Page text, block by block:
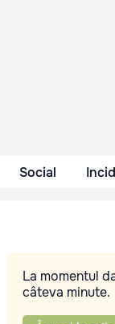
Social
La momentul
câteva minute.